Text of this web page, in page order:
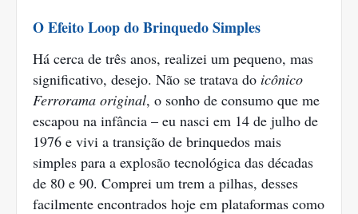
O Efeito Loop do Brinquedo Simples
Há cerca de três anos, realizei um pequeno, mas
significativo, desejo. Não se tratava do icônico
Ferrorama original, o sonho de consumo que me
escapou na infância – eu nasci em 14 de julho de
1976 e vivi a transição de brinquedos mais
simples para a explosão tecnológica das décadas
de 80 e 90. Comprei um trem a pilhas, desses
facilmente encontrados hoje em plataformas como